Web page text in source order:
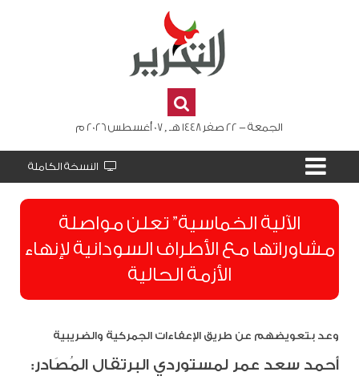
الجمعة - 22 صفر 1448 هـ , 07 أغسطس 2026 م
النسخة الكاملة
الآلية الخماسية” تعلن مواصلة
مشاوراتها مع الأطراف السودانية لإنهاء
الأزمة الحالية
وعد بتعويضهم عن طريق الإعفاءات الجمركية والضريبية
أحمد سعد عمر لمستوردي البرتقال المُصَادر: